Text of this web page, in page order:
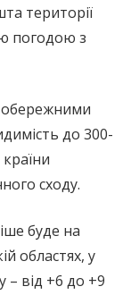
території
погодою з
обережними
до 300-
сходу.
буде на
областях, у
– від +6 до +9